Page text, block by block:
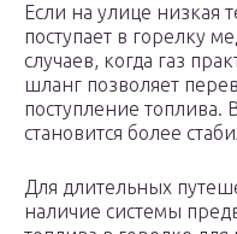
Если на улице низкая
поступает в горелку
случаев, когда газ
шланг позволяет
поступление топлива.
становится более
Для длительных
наличие системы